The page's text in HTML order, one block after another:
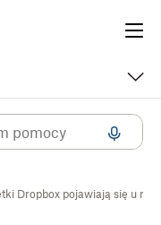
Dropbox pojawiają się u